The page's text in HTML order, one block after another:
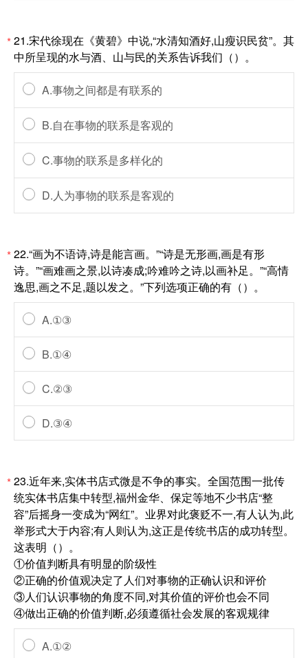
*21.宋代徐现在《黄碧》中说,“水清知酒好,山瘦识民贫”。其
中所呈现的水与酒、山与民的关系告诉我们（）。
A.事物之间都是有联系的
B.自在事物的联系是客观的
C.事物的联系是多样化的
D.人为事物的联系是客观的
*22.“画为不语诗,诗是能言画。”“诗是无形画,画是有形
诗。”“画难画之景,以诗凑成;吟难吟之诗,以画补足。”“高情
逸思,画之不足,题以发之。”下列选项正确的有（）。
A.①③
B.①④
C.②③
D.③④
*23.近年来,实体书店式微是不争的事实。全国范围一批传
统实体书店集中转型,福州金华、保定等地不少书店“整
容”后摇身一变成为“网红”。业界对此褒贬不一,有人认为,此
举形式大于内容;有人则认为,这正是传统书店的成功转型。
这表明（）。
①价值判断具有明显的阶级性
②正确的价值观决定了人们对事物的正确认识和评价
③人们认识事物的角度不同,对其价值的评价也会不同
④做出正确的价值判断,必须遵循社会发展的客观规律
A.①②